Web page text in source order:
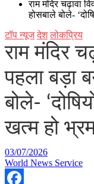
राम मंदिर चढ़ावा
होसबाले बोले-
टॉप न्यूज देश लोकप्रिय
राम मंदिर
पहला बड़ा
बोले-
खत्म हो
03/07/2026
World News Service